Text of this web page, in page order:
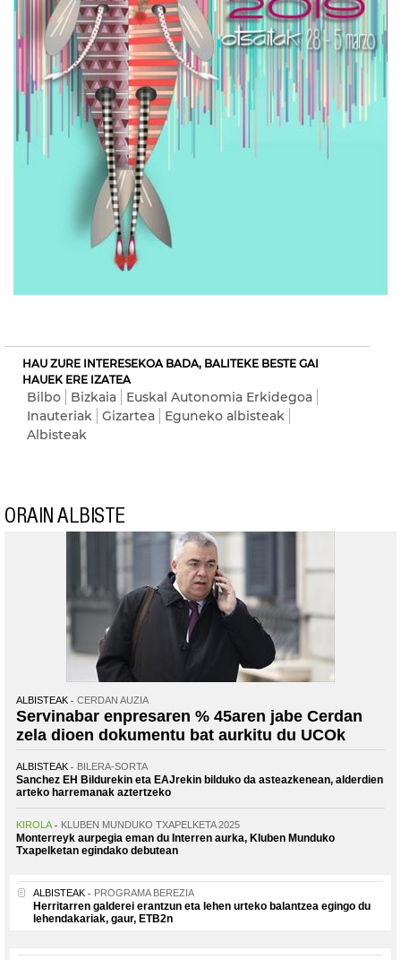
HAU ZURE INTERESEKOA BADA, BALITEKE BESTE GAI
HAUEK ERE IZATEA
Bilbo Bizkaia
Euskal Autonomia Erkidegoa
Inauteriak
Gizartea
Eguneko albisteak
Albisteak
ORAIN ALBISTE
ALBISTEAK CERDAN AUZIA
Servinabar enpresaren % 45aren jabe Cerdan
zela dioen dokumentu bat aurkitu du UCOk
ALBISTEAK BILERA-SORTA
Sanchez EH Bildurekin eta EAJrekin bilduko da asteazkenean, alderdien
arteko harremanak aztertzeko
KIROLA KLUBEN MUNDUKO TXAPELKETA 2025
Monterreyk aurpegia eman du Interren aurka, Kluben Munduko
Txapelketan egindako debutean
ALBISTEAK PROGRAMA BEREZIA
Herritarren galderei erantzun eta lehen urteko balantzea egingo du
lehendakariak, gaur, ETB2n